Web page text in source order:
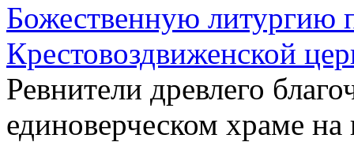
Божественную литургию
Крестовоздвиженской
Ревнители древлего
единоверческом храме